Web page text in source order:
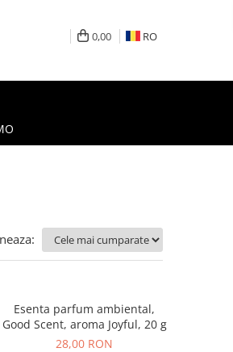
0,00 RO
Esenta parfum ambiental,
Good Scent, aroma Joyful, 20 g
28,00 RON